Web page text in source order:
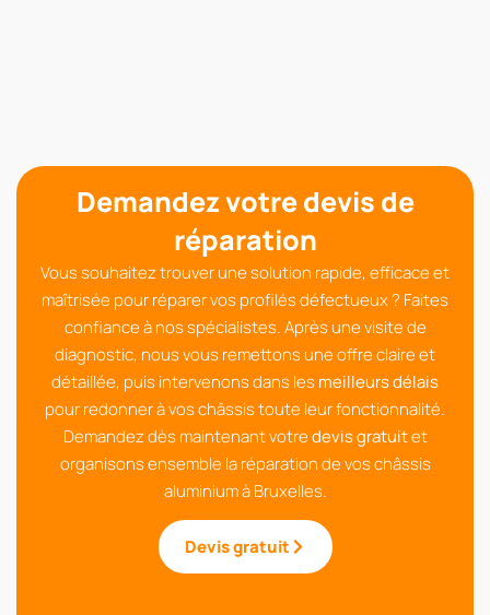
Demandez votre devis de
réparation
Vous souhaitez trouver une solution rapide, efficace et
maîtrisée pour réparer vos profilés défectueux ? Faites
confiance à nos spécialistes. Après une visite de
diagnostic, nous vous remettons une offre claire et
détaillée, puis intervenons dans lesmeilleurs délais
pour redonner à vos châssis toute leur fonctionnalité.
Demandez dès maintenant votredevis gratuitet
organisons ensemble la réparation de vos châssis
aluminium à Bruxelles.
Devis gratuit